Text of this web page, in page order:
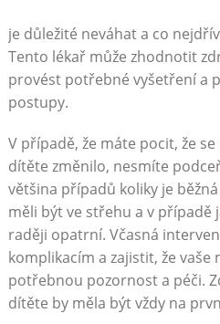
je důležité neváhat a co
Tento lékař může zhodnotit
provést potřebné vyšetření a
postupy.
V případě, že máte pocit, že
dítěte změnilo, nesmíte
většina případů koliky je
měli být ve střehu a v případě
raději opatrní. Včasná
komplikacím a zajistit, že
potřebnou pozornost a péči.
dítěte by měla být vždy na